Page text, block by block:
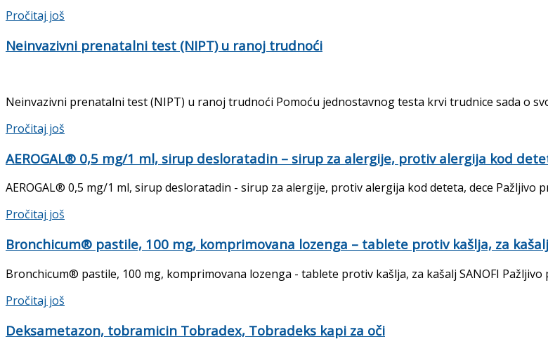
Pročitaj još
Neinvazivni prenatalni test (NIPT) u ranoj trudnoći
Neinvazivni prenatalni test (NIPT) u ranoj trudnoći Pomoću jednostavnog testa krvi trudnice sada o
Pročitaj još
AEROGAL® 0,5 mg/1 ml, sirup desloratadin – sirup za alergije, protiv alergija kod
AEROGAL® 0,5 mg/1 ml, sirup desloratadin - sirup za alergije, protiv alergija kod deteta, dece Pažljivo
Pročitaj još
Bronchicum® pastile, 100 mg, komprimovana lozenga – tablete protiv kašlja, za kašalj
Bronchicum® pastile, 100 mg, komprimovana lozenga - tablete protiv kašlja, za kašalj SANOFI
Pročitaj još
Deksametazon, tobramicin Tobradex, Tobradeks kapi za oči